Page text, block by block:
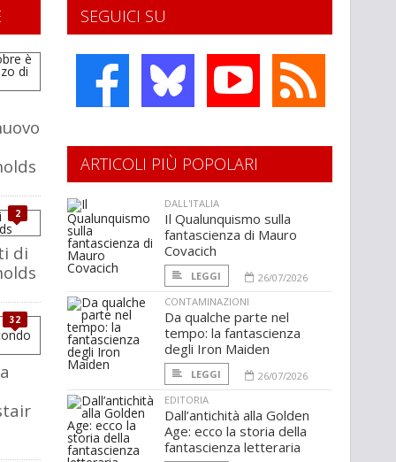
SEGUICI SU
2
di
32
ARTICOLI PIÙ POPOLARI
DALL'ITALIA
Il Qualunquismo sulla
fantascienza di Mauro
Covacich
LEGGI
26/07/2026
CONTAMINAZIONI
Da qualche parte nel
tempo: la fantascienza
degli Iron Maiden
LEGGI
26/07/2026
EDITORIA
Dall’antichità alla Golden
Age: ecco la storia della
fantascienza letteraria